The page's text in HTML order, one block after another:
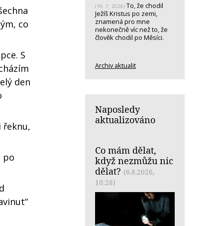
co
S
den
řeknu,
po
(19. 7. 2026) To, že chodil
Ježíš Kristus po zemi,
znamená pro mne
nekonečně víc než to, že
člověk chodil po Měsíci.
Archiv aktualit
Naposledy
aktualizováno
Co mám dělat,
když nezmůžu nic
dělat? (6.8.2026,
10:28)